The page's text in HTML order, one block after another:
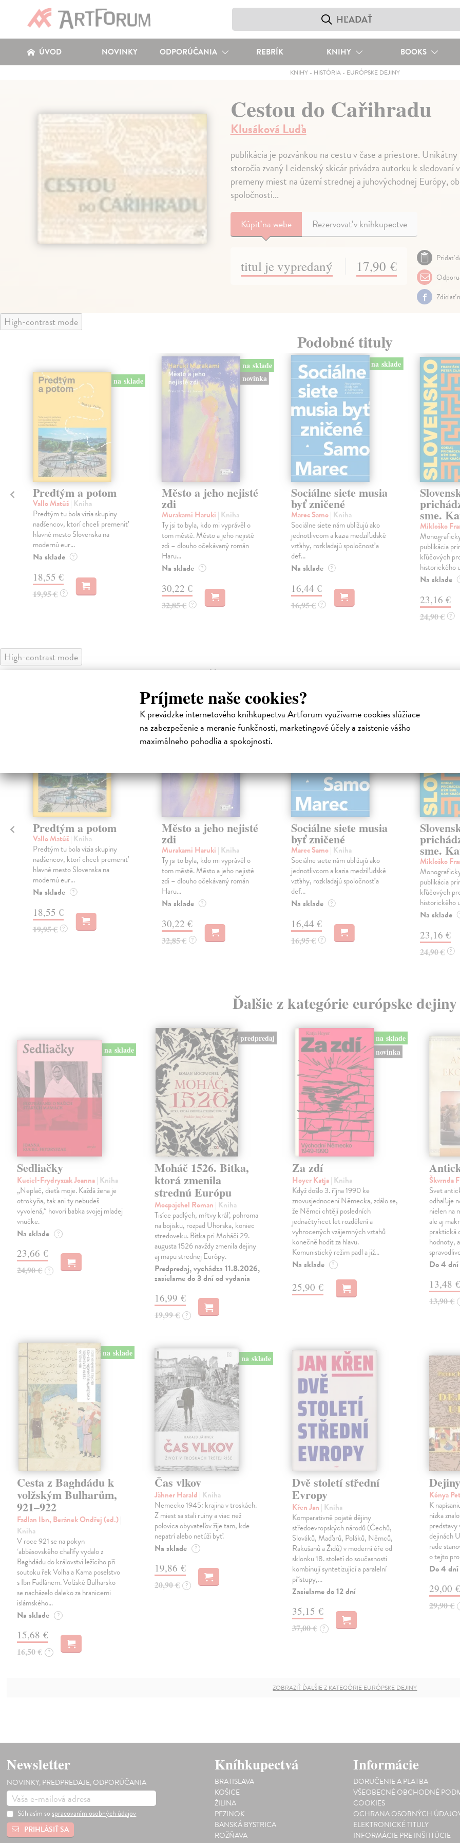
Príjmete naše cookies?
K prevádzke internetového kníhkupectva Artforum využívame cookies slúžiace
na zabezpečenie a meranie funkčnosti, marketingové účely a zaistenie vášho
maximálneho pohodlia a spokojnosti.
ÚVOD NOVINKY ODPORÚČANIA REBRÍK KNIHY BOOKS
KNIHY- HISTÓRIA- EURÓPSKE DEJINY
Cestou do Cařihradu
Klusáková Luďa
publikácia je pozvánkou na cestu v čase a priestore. Unikátny
storočia zvaný Leidenský skicár privádza autorku k sledovaní
premeny miest na území strednej a juhovýchodnej Európy,
spoločnosti...
Kúpiťna webe Rezervovať v kníhkupectve
titul je vypredaný 17,90 €
Pridať
Zdielať
High-contrast mode
Podobné tituly
na sklade
Predtým a potom
Vallo Matúš| Kniha
Predtým tu bola vízia skupiny
nadšencov, ktorí chceli premeniť
hlavné mesto Slovenska na
modernú eur...
Na sklade ?
18,55 €
19,95 € ?
na sklade
novinka
Město a jeho nejisté
zdi
Murakami Haruki | Kniha
Ty jsi to byla, kdo mi vyprávěl o
tom městě. Město a jeho nejisté
zdi – dlouho očekávaný román
Haru...
Na sklade ?
30,22 €
32,85 € ?
na sklade
Sociálne siete musia
byť zničené
Marec Samo| Kniha
Sociálne siete nám ubližujú ako
jednotlivcom a kazia medziľudské
vzťahy, rozkladajú spoločnosť a
def...
Na sklade ?
16,44 €
16,95 € ?
sme.
Mikloško
publikácia
kľúčových
historického
Na sklade
23,16 €
24,90 € ?
High-contrast mode
Čitatelia s podobným vkusom si
na sklade
Predtým a potom
Vallo Matúš| Kniha
Predtým tu bola vízia skupiny
nadšencov, ktorí chceli premeniť
hlavné mesto Slovenska na
modernú eur...
Na sklade ?
18,55 €
19,95 € ?
na sklade
novinka
Město a jeho nejisté
zdi
Murakami Haruki | Kniha
Ty jsi to byla, kdo mi vyprávěl o
tom městě. Město a jeho nejisté
zdi – dlouho očekávaný román
Haru...
Na sklade ?
30,22 €
32,85 € ?
Sociálne siete musia
byť zničené
Marec Samo| Kniha
Sociálne siete nám ubližujú ako
jednotlivcom a kazia medziľudské
vzťahy, rozkladajú spoločnosť a
def...
Na sklade ?
16,44 €
16,95 € ?
sme.
Mikloško
publikácia
kľúčových
historického
Na sklade
23,16 €
24,90 € ?
Ďalšie z kategórie európske dejiny
na sklade
Sedliačky
Kuciel-Frydryszak Joanna| Kniha
„Neplač, dieťa moje. Každá žena je
otrokyňa, tak ani ty nebudeš
vyvolená,“ hovorí babka svojej mladej
vnučke.
Na sklade ?
23,66 €
24,90 € ?
predpredaj
Moháč 1526. Bitka,
ktorá zmenila
strednú Európu
Mocpajchel Roman | Kniha
Tisíce padlých, mŕtvy kráľ, pohroma
na bojisku, rozpad Uhorska, koniec
stredoveku. Bitka pri Moháči 29.
augusta 1526 navždy zmenila dejiny
aj mapu strednej Európy.
Predpredaj, vychádza 11.8.2026,
zasielame do 3 dní od vydania
16,99 €
19,99 € ?
na sklade
novinka
Za zdí
Hoyer Katja| Kniha
Když došlo 3. října 1990 ke
znovusjednocení Německa, zdálo se,
že Němci chtějí posledních
jednačtyřicet let rozdělení a
vyhrocených vzájemných vztahů
konečně hodit za hlavu.
Komunistický režim padl a již…
Na sklade ?
25,90 €
Škvrnda
Svet
odhaľuje
nielen na
ale aj
praktická
hodnoty,
Do 4 dní
13,48 €
13,90 €
na sklade
Cesta z Baghdádu k
volžským Bulharům,
921–922
Fadlan Ibn, Beránek Ondřej (ed.)|
Kniha
V roce 921 se na pokyn
‘abbásovského chalífy vydalo z
Baghdádu do království ležícího při
soutoku řek Volha a Kama poselstvo
s Ibn Fadlánem. Volžské Bulharsko
se nacházelo daleko za hranicemi
islámského…
Na sklade ?
15,68 €
16,50 € ?
na sklade
Čas vlkov
Jähner Harald | Kniha
Nemecko 1945: krajina v troskách.
Z miest sa stali ruiny a viac než
polovica obyvateľov žije tam, kde
nepatrí alebo netúži byť.
Na sklade ?
19,86 €
20,90 € ?
Dvě století střední
Evropy
Křen Jan | Kniha
Komparativně pojaté dějiny
středoevropských národů (Čechů,
Slováků, Maďarů, Poláků, Němců,
Rakušanů a Židů) v moderní éře od
sklonku 18. století do současnosti
kombinují syntetizující a paralelní
přístupy,…
Zasielame do 12 dní
35,15 €
37,00 € ?
Kónya
K
nízka
predstavy
dejinách
rade
o tejto
Do 4 dní
29,00 €
29,90 €
ZOBRAZIŤ ĎALŠIE Z KATEGÓRIE EURÓPSKE DEJINY
Newsletter
NOVINKY, PREDPREDAJE, ODPORÚČANIA
Súhlasím sospracovaním osobných údajov
PRIHLÁSIŤ SA
Kníhkupectvá
BRATISLAVA
KOŠICE
ŽILINA
PEZINOK
BANSKÁ BYSTRICA
ROŽŇAVA
Informácie
DORUČENIE A PLATBA
VŠEOBECNÉ OBCHODNÉ
COOKIES
OCHRANA OSOBNÝCH
ELEKTRONICKÉ TITULY
INFORMÁCIE PRE INŠTITÚCIE